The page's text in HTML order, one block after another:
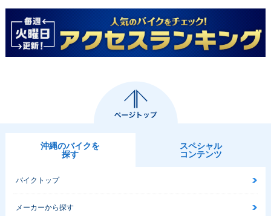
沖縄のバイクを
探す
スペシャル
コンテンツ
バイクトップ
メーカーから探す